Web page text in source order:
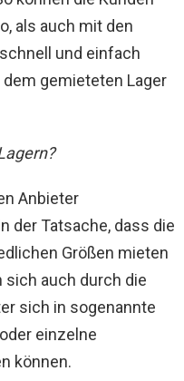
als auch mit den
und einfach
gemieteten Lager
Anbieter
der Tatsache, dass die
Größen mieten
sich auch durch die
sich in sogenannte
einzelne
können.